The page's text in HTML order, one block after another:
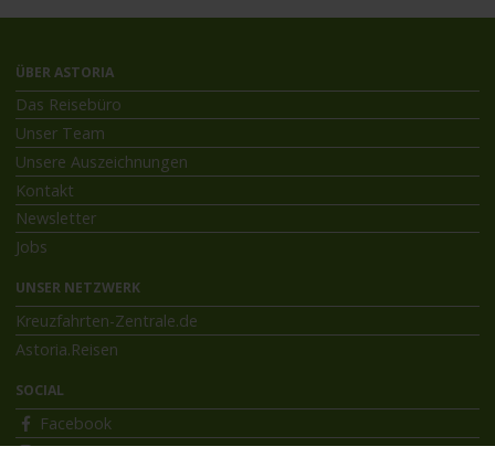
ÜBER ASTORIA
Das Reisebüro
Unser Team
Unsere Auszeichnungen
Kontakt
Newsletter
Jobs
UNSER NETZWERK
Kreuzfahrten-Zentrale.de
Astoria.Reisen
SOCIAL
Facebook
Instagram